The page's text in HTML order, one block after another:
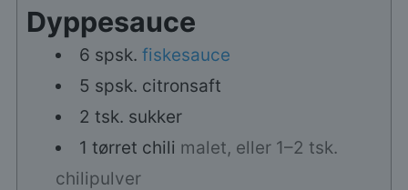
Dyppesauce
6 spsk. fiskesauce
5 spsk. citronsaft
2 tsk. sukker
1 tørret chili malet, eller 1–2 tsk.
chilipulver